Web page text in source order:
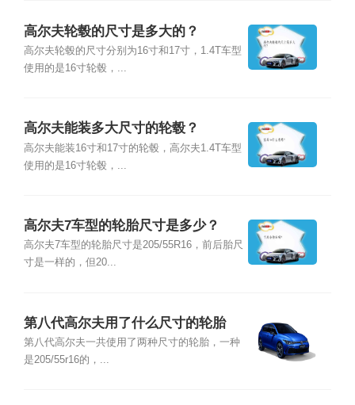
高尔夫轮毂的尺寸是多大的？
高尔夫轮毂的尺寸分别为16寸和17寸，1.4T车型
使用的是16寸轮毂，...
高尔夫能装多大尺寸的轮毂？
高尔夫能装16寸和17寸的轮毂，高尔夫1.4T车型
使用的是16寸轮毂，...
高尔夫7车型的轮胎尺寸是多少？
高尔夫7车型的轮胎尺寸是205/55R16，前后胎尺
寸是一样的，但20...
第八代高尔夫用了什么尺寸的轮胎
第八代高尔夫一共使用了两种尺寸的轮胎，一种
是205/55r16的，...